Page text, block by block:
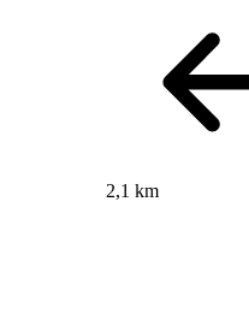
2,1 km